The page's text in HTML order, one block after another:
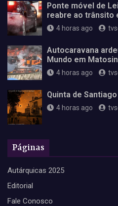
Ponte móvel de
reabre ao trânsito
4 horas ago
Autocaravana
Mundo em
4 horas ago
Quinta de
4 horas ago
Páginas
Autárquicas 2025
Editorial
Fale Conosco